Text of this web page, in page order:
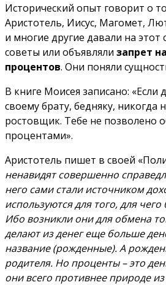
Исторический опыт говорит о
Аристотель, Иисус, Магомет,
и многие другие давали на этот
советы или объявляли запрет
процентов. Они поняли
В книге Моисея записано:
своему брату, бедняку, никогда
ростовщик. Тебе не позволено
процентами».
Аристотель пишет в своей
ненавидят совершенно
него сами стали источником
используются для того, для
Ибо возникли они для обмена
делают из денег еще больше
название (рожденные). А
родителя. Но проценты – это
они всего противнее природе